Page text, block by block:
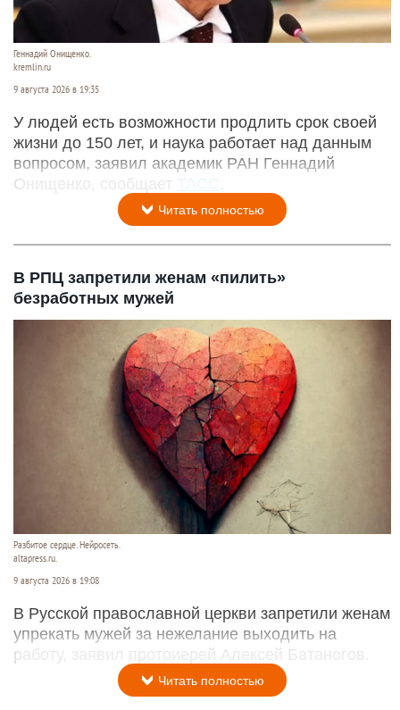
Геннадий Онищенко.
kremlin.ru
9 августа 2026 в 19:35
У людей есть возможности продлить срок своей
жизни до 150 лет, и наука работает над данным
вопросом, заявил академик РАН Геннадий
Онищенко, сообщает ТАСС
Читать полностью
В РПЦ запретили женам «пилить»
безработных мужей
Разбитое сердце. Нейросеть.
altapress.ru.
9 августа 2026 в 19:08
В Русской православной церкви запретили женам
упрекать мужей за нежелание выходить на
работу, заявил протоиерей Алексей Батаногов.
Читать полностью